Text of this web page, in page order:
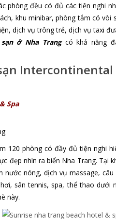
phòng đều có đủ các tiện nghi
khu minibar, phòng tắm có
dịch vụ trông trẻ, dịch vụ taxi
ở Nha Trangcó khả năng
Spa
120 phòng có đầy đủ tiện nghi
đẹp nhìn ra biển Nha Trang. Tại
nước nóng,dịch vụmassage,
sân tennis, spa, thể thao dưới
này.